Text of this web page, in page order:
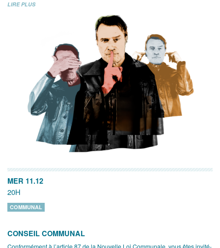
LIRE PLUS
MER 11.12
20H
COMMUNAL
CONSEIL COMMUNAL